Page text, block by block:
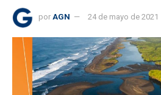
por AGN 24 de mayo de 2021